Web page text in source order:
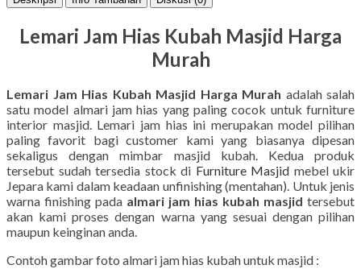
Lemari Jam Hias Kubah Masjid Harga
Murah
Lemari Jam Hias Kubah Masjid Harga Murah adalah salah
satu model almari jam hias yang paling cocok untuk furniture
interior masjid. Lemari jam hias ini merupakan model pilihan
paling favorit bagi customer kami yang biasanya dipesan
sekaligus dengan mimbar masjid kubah. Kedua produk
tersebut sudah tersedia stock di Furniture Masjid mebel ukir
Jepara kami dalam keadaan unfinishing (mentahan). Untuk jenis
warna finishing pada almari jam hias kubah masjid tersebut
akan kami proses dengan warna yang sesuai dengan pilihan
maupun keinginan anda.
Contoh gambar foto almari jam hias kubah untuk masjid :